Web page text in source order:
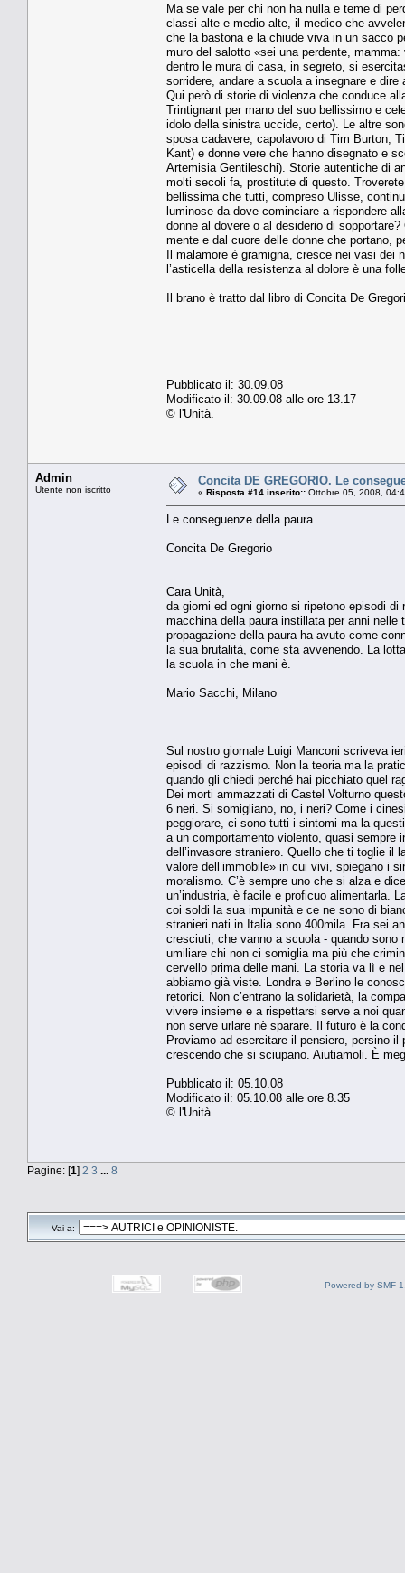
Ma se vale per chi non ha nulla e teme di
classi alte e medio alte, il medico che
che la bastona e la chiude viva in un sacco
muro del salotto «sei una perdente,
dentro le mura di casa, in segreto, si
sorridere, andare a scuola a insegnare e
Qui però di storie di violenza che conduce
Trintignant per mano del suo bellissimo e
idolo della sinistra uccide, certo). Le altre
sposa cadavere, capolavoro di Tim Burton,
Kant) e donne vere che hanno disegnato e
Artemisia Gentileschi). Storie autentiche di
molti secoli fa, prostitute di questo.
bellissima che tutti, compreso Ulisse,
luminose da dove cominciare a rispondere
donne al dovere o al desiderio di
mente e dal cuore delle donne che portano,
Il malamore è gramigna, cresce nei vasi dei
l’asticella della resistenza al dolore è una
Il brano è tratto dal libro di Concita De
Pubblicato il: 30.09.08
Modificato il: 30.09.08 alle ore 13.17
© l'Unità.
Admin
Utente non iscritto
Concita DE GREGORIO. Le
« Risposta #14 inserito:: Ottobre 05, 2008,
Le conseguenze della paura
Concita De Gregorio
Cara Unità,
da giorni ed ogni giorno si ripetono episodi
macchina della paura instillata per anni nelle
propagazione della paura ha avuto come
la sua brutalità, come sta avvenendo. La
la scuola in che mani è.
Mario Sacchi, Milano
Sul nostro giornale Luigi Manconi scriveva
episodi di razzismo. Non la teoria ma la
quando gli chiedi perché hai picchiato quel
Dei morti ammazzati di Castel Volturno
6 neri. Si somigliano, no, i neri? Come i
peggiorare, ci sono tutti i sintomi ma la
a un comportamento violento, quasi sempre
dell’invasore straniero. Quello che ti toglie
valore dell’immobile» in cui vivi, spiegano i
moralismo. C’è sempre uno che si alza e
un’industria, è facile e proficuo alimentarla.
coi soldi la sua impunità e ce ne sono di
stranieri nati in Italia sono 400mila. Fra sei
cresciuti, che vanno a scuola - quando
umiliare chi non ci somiglia ma più che
cervello prima delle mani. La storia va lì e
abbiamo già viste. Londra e Berlino le
retorici. Non c’entrano la solidarietà, la
vivere insieme e a rispettarsi serve a noi
non serve urlare nè sparare. Il futuro è la
Proviamo ad esercitare il pensiero, persino
crescendo che si sciupano. Aiutiamoli. È
Pubblicato il: 05.10.08
Modificato il: 05.10.08 alle ore 8.35
© l'Unità.
Pagine: [1] 2 3 ... 8
Vai a:
Powered by SMF